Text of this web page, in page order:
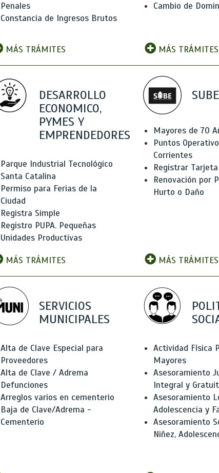
Penales
Constancia de Ingresos Brutos
MÁS TRÁMITES
Cambio de
MÁS TRÁMITES
DESARROLLO
ECONOMICO,
PYMES Y
EMPRENDEDORES
Parque Industrial Tecnológico
Santa Catalina
Permiso para Ferias de la
Ciudad
Registra Simple
Registro PUPA. Pequeñas
Unidades Productivas
MÁS TRÁMITES
SUBE
Mayores de 70
Puntos
Corrientes
Registrar Tarjeta
Renovación por
Hurto o Daño
MÁS TRÁMITES
SERVICIOS
MUNICIPALES
Alta de Clave Especial para
Proveedores
Alta de Clave / Adrema
Defunciones
Arreglos varios en cementerio
Baja de Clave/Adrema -
Cementerio
Actividad Física
Mayores
Asesoramiento
Integral y
Asesoramiento
Adolescencia y
Asesoramiento
Niñez,